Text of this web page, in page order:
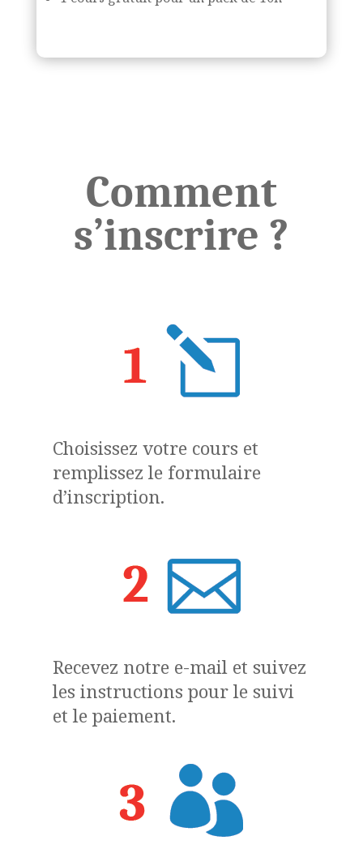
Comment
s’inscrire ?
Choisissez votre cours et
remplissez le formulaire
d’inscription.
Recevez notre e-mail et suivez
les instructions pour le suivi
et le paiement.